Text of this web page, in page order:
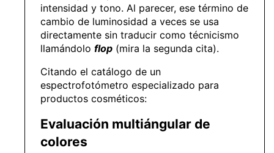
intensidad y tono. Al parecer, ese término de
cambio de luminosidad a veces se usa
directamente sin traducir como técnicismo
llamándolo flop (mira la segunda cita).
Citando el catálogo de un
espectrofotómetro especializado para
productos cosméticos:
Evaluación multiángular de
colores